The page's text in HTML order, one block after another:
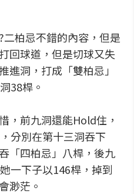
柏忌不錯的內容，但是
回球道，但是切球又失
進洞，打成「雙柏忌」
38桿。
，前九洞還能Hold住，
分別在第十三洞吞下
「四柏忌」八桿，後九
一下子以146桿，掉到
渺茫。